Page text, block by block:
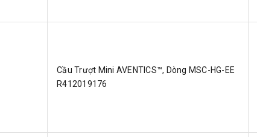
Cầu Trượt Mini AVENTICS™, Dòng MSC-HG-EE
R412019176